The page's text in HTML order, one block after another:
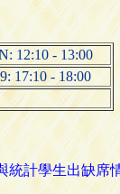
12:10 - 13:00
9: 17:10 - 18:00
計學生出缺